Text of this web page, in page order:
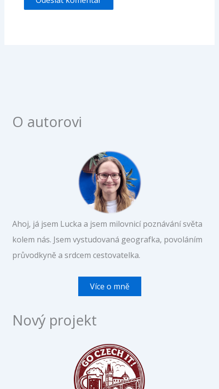
O autorovi
Ahoj, já jsem Lucka a jsem milovnicí poznávání světa
kolem nás. Jsem vystudovaná geografka, povoláním
průvodkyně a srdcem cestovatelka.
Více o mně
Nový projekt